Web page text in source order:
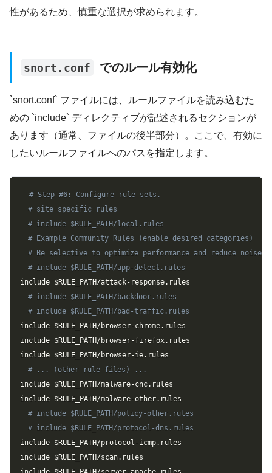
性があるため、慎重な選択が求められます。
snort.conf でのルール有効化
`snort.conf` ファイルには、ルールファイルを読み込むた
めの `include` ディレクティブが記述されるセクションが
あります（通常、ファイルの後半部分）。ここで、有効に
したいルールファイルへのパスを指定します。
# Step #6: Configure rule sets.
# site specific rules
# include $RULE_PATH/local.rules
# Example Community Rules (enable desired categories)
# Be selective to optimize performance and reduce noise
# include $RULE_PATH/app-detect.rules
include $RULE_PATH
# include $RULE_PATH/backdoor.rules
# include $RULE_PATH/bad-traffic.rules
include $RULE_PATH/browser-chrome.rules
include $RULE_PATH/browser-firefox.rules
include $RULE_PATH
# ... (other rule files) ...
include $RULE_PATH/malware-cnc.rules
include $RULE_PATH
# include $RULE_PATH/policy-other.rules
# include $RULE_PATH/protocol-dns.rules
include $RULE_PATH/protocol-icmp.rules
include $RULE_PATH/scan.rules